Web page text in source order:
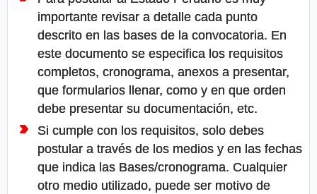
importante revisar a detalle cada punto
descrito en las bases de la convocatoria. En
este documento se especifica los requisitos
completos, cronograma, anexos a presentar,
que formularios llenar, como y en que orden
debe presentar su documentación, etc.
Si cumple con los requisitos, solo debes
postular a través de los medios y en las fechas
que indica las Bases/cronograma. Cualquier
otro medio utilizado, puede ser motivo de